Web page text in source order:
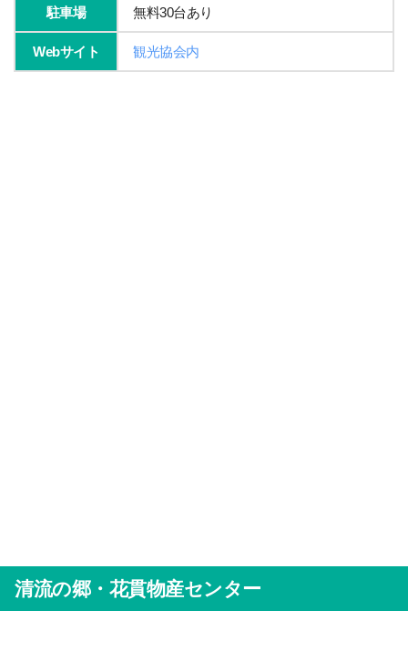
駐車場 無料30台あり
Webサイト 観光協会内
清流の郷・花貫物産センター